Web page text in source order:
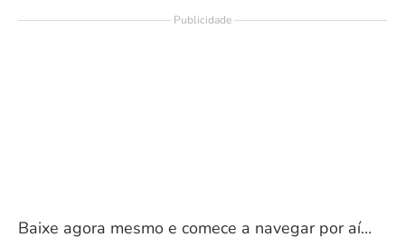
Publicidade
Baixe agora mesmo e comece a navegar por aí…